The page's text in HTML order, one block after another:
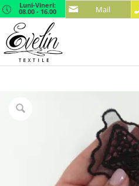
Mail
Luni-Vineri:
08.00 - 16.00